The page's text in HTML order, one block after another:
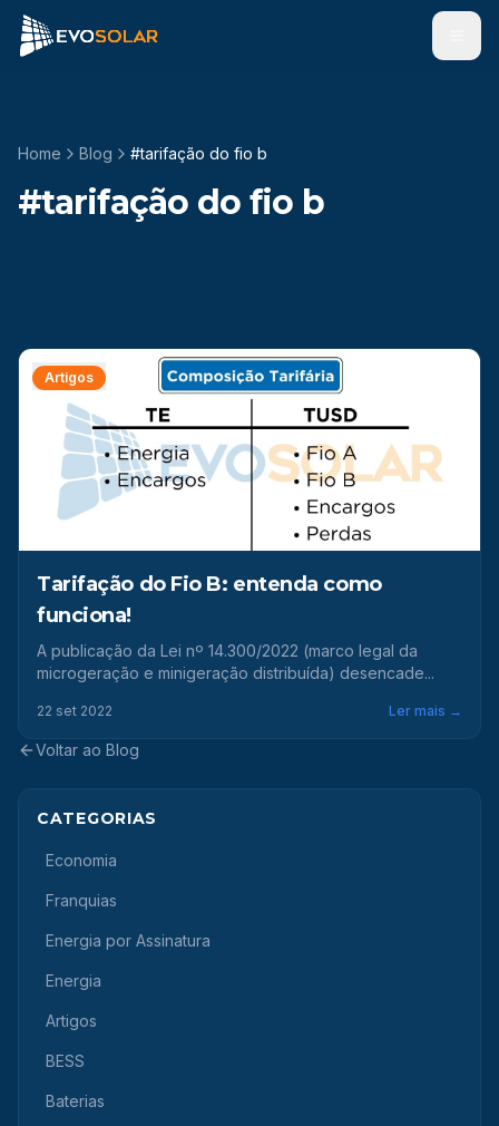
Home Blog #tarifação do fio b
#tarifação do fio b
Artigos
Tarifação do Fio B: entenda como
funciona!
A publicação da Lei nº 14.300/2022 (marco legal da
microgeração e minigeração distribuída) desencade...
22 set 2022 Ler mais →
Voltar ao Blog
CATEGORIAS
Economia
Franquias
Energia por Assinatura
Energia
Artigos
BESS
Baterias